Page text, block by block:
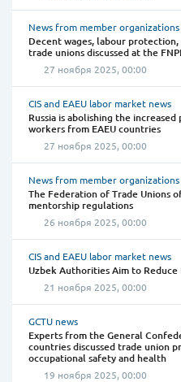
News from member organizations
Decent wages, labour
trade unions discussed at the
27 ноября 2025, 00:00
CIS and EAEU labor market news
Russia is abolishing the
workers from EAEU countries
27 ноября 2025, 00:00
News from member organizations
The Federation of Trade Unions
mentorship regulations
26 ноября 2025, 00:00
CIS and EAEU labor market news
Uzbek Authorities Aim to Reduce
21 ноября 2025, 00:00
GCTU news
Experts from the General
countries discussed trade union
occupational safety and health
19 ноября 2025, 00:00